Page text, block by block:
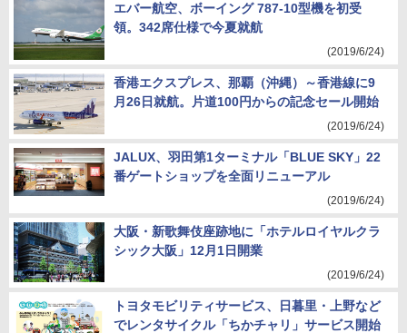
エバー航空、ボーイング 787-10型機を初受
領。342席仕様で今夏就航
(2019/6/24)
香港エクスプレス、那覇（沖縄）～香港線に9
月26日就航。片道100円からの記念セール開始
(2019/6/24)
JALUX、羽田第1ターミナル「BLUE SKY」22
番ゲートショップを全面リニューアル
(2019/6/24)
大阪・新歌舞伎座跡地に「ホテルロイヤルクラ
シック大阪」12月1日開業
(2019/6/24)
トヨタモビリティサービス、日暮里・上野など
でレンタサイクル「ちかチャリ」サービス開始